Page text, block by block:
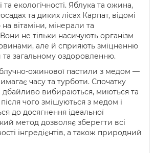
та екологічності. Яблука та ожина,
та диких лісах Карпат, відомі
вітаміни, мінерали та
не тільки насичують організм
але й сприяють зміцненню
та загальному оздоровленню.
ожинової пастили з медом —
часу та турботи. Спочатку
дбайливо вибираються, миються та
чого змішуються з медом і
до досягнення ідеальної
метод дозволяє зберегти всі
інгредієнтів, а також природний